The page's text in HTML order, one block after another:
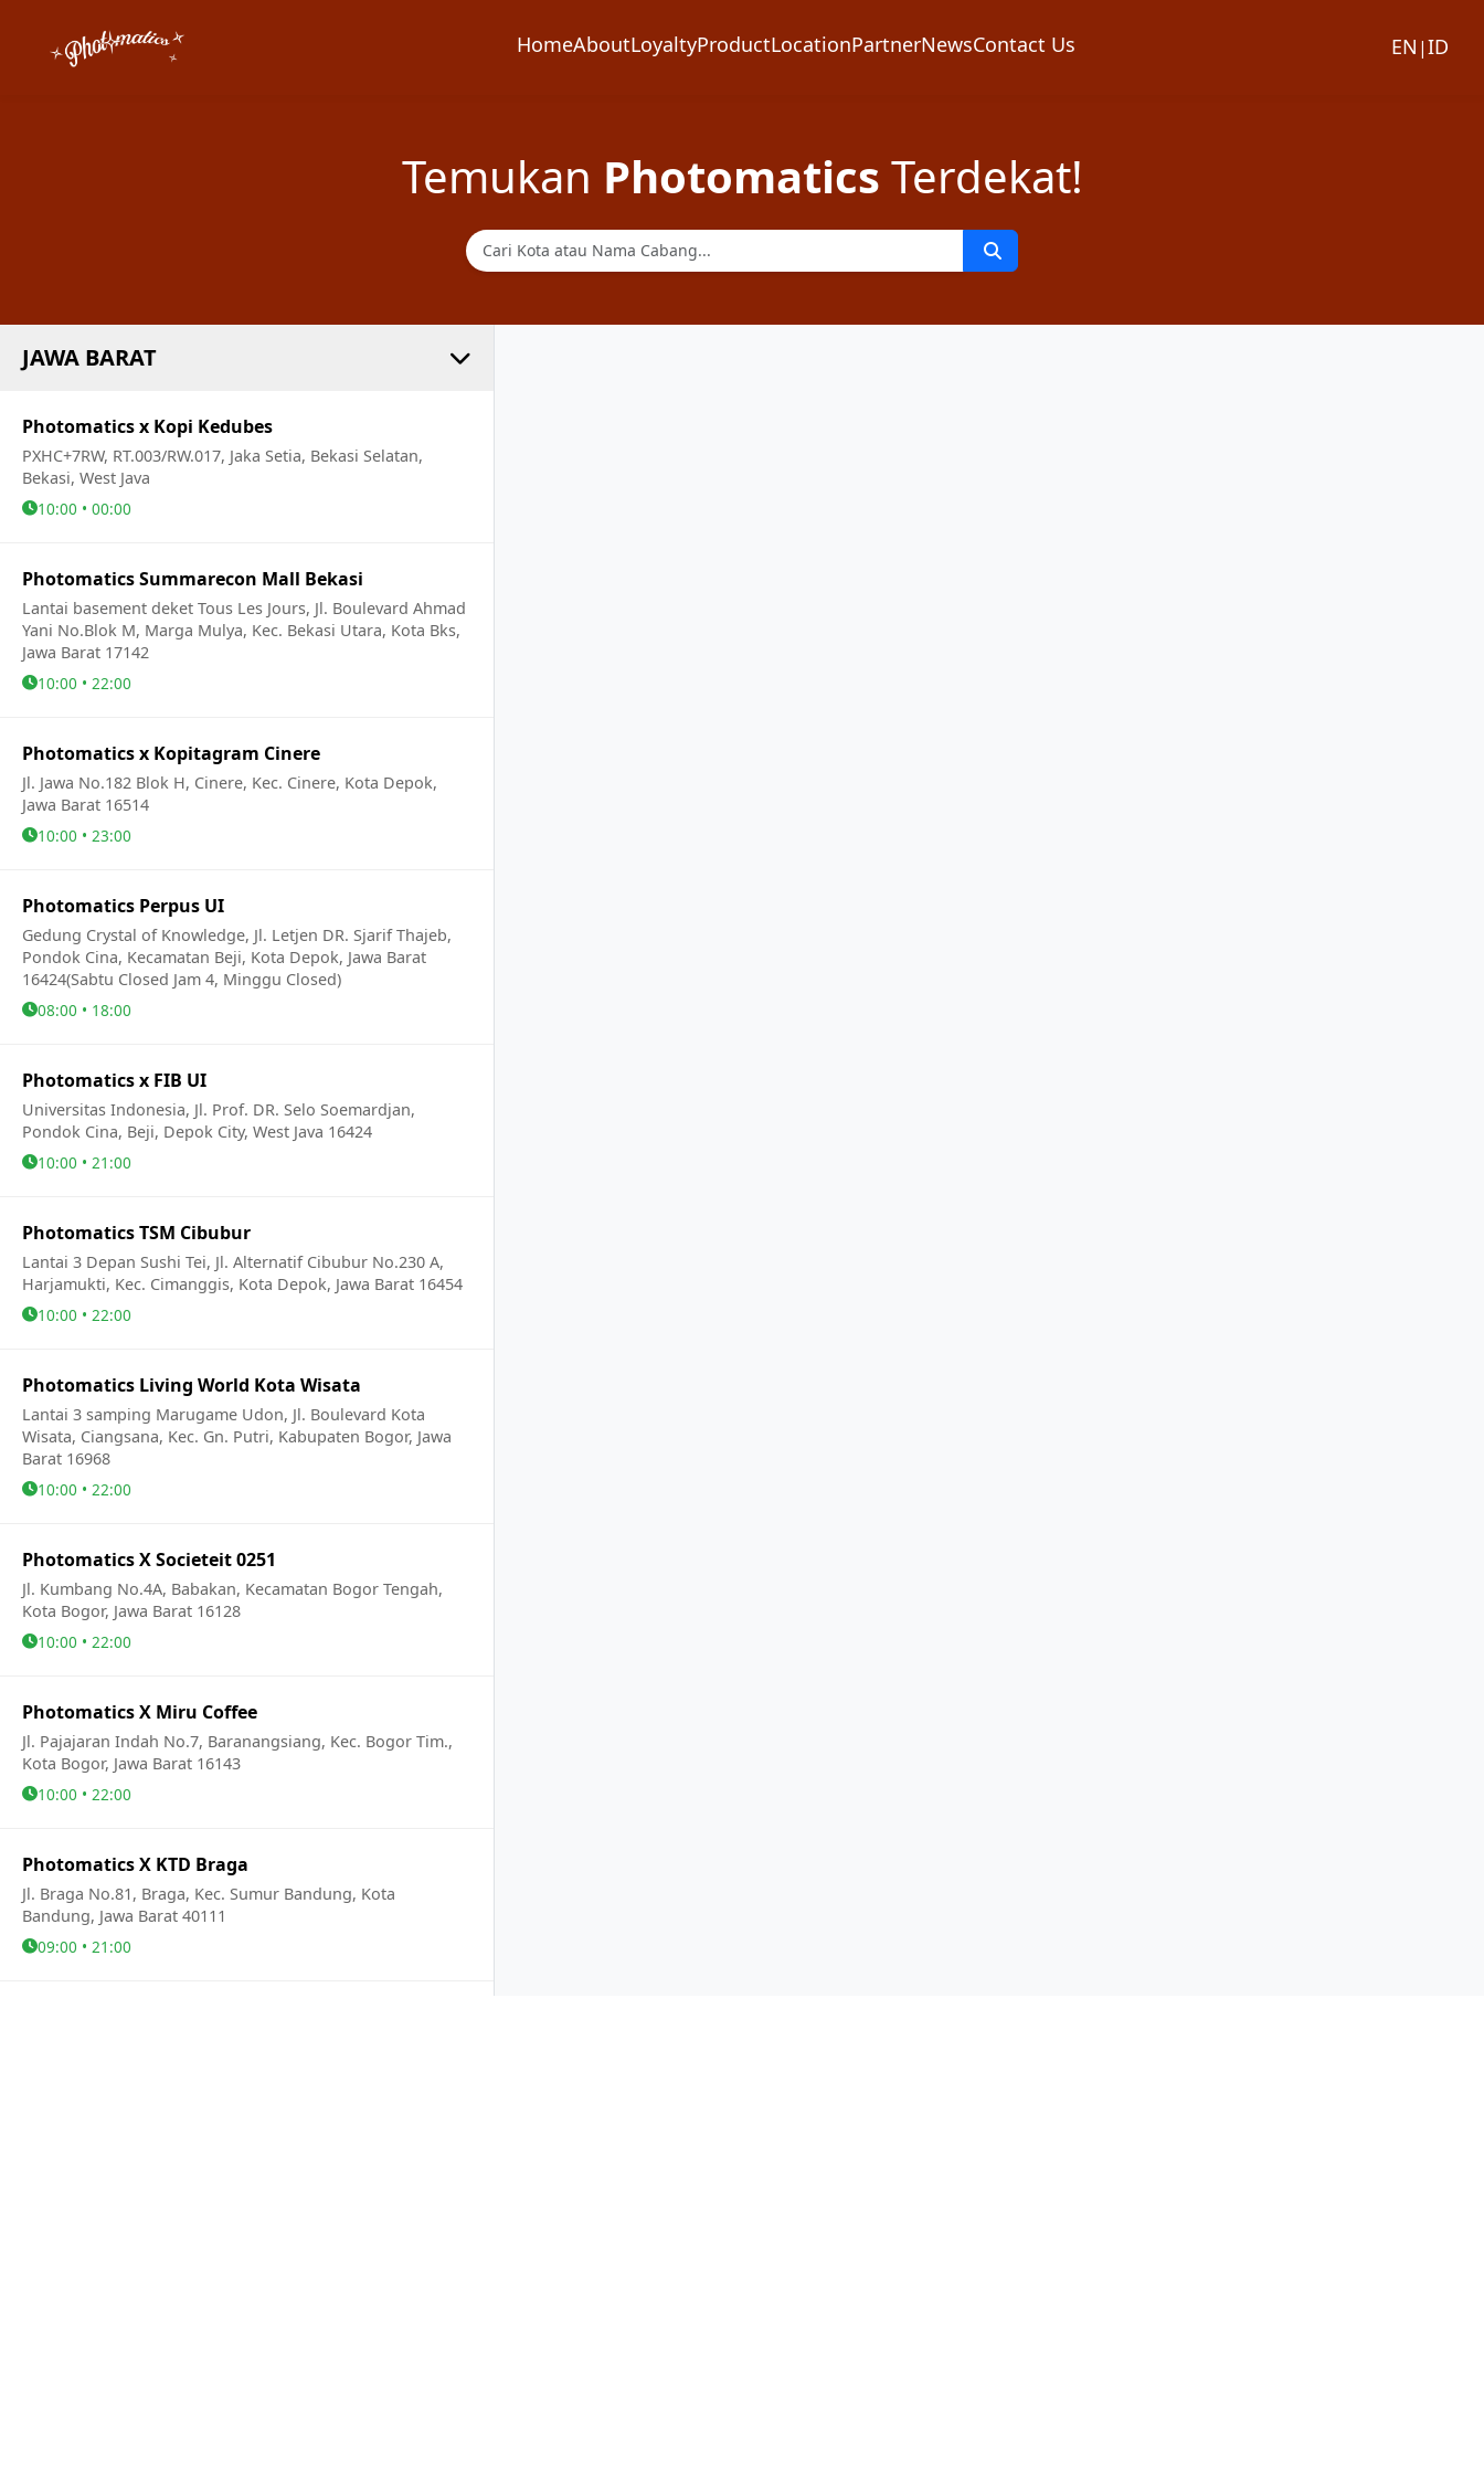
HomeAboutLoyaltyProductLocationPartnerNewsContact Us EN |ID
Temukan Photomatics Terdekat!
JAWA BARAT
Photomatics x Kopi Kedubes
PXHC+7RW, RT.003/RW.017, Jaka Setia, Bekasi Selatan,
Bekasi, West Java
10:00 • 00:00
Photomatics Summarecon Mall Bekasi
Lantai basement deket Tous Les Jours, Jl. Boulevard Ahmad
Yani No.Blok M, Marga Mulya, Kec. Bekasi Utara, Kota Bks,
Jawa Barat 17142
10:00 • 22:00
Photomatics x Kopitagram Cinere
Jl. Jawa No.182 Blok H, Cinere, Kec. Cinere, Kota Depok,
Jawa Barat 16514
10:00 • 23:00
Photomatics Perpus UI
Gedung Crystal of Knowledge, Jl. Letjen DR. Sjarif Thajeb,
Pondok Cina, Kecamatan Beji, Kota Depok, Jawa Barat
16424(Sabtu Closed Jam 4, Minggu Closed)
08:00 • 18:00
Photomatics x FIB UI
Universitas Indonesia, Jl. Prof. DR. Selo Soemardjan,
Pondok Cina, Beji, Depok City, West Java 16424
10:00 • 21:00
Photomatics TSM Cibubur
Lantai 3 Depan Sushi Tei, Jl. Alternatif Cibubur No.230 A,
Harjamukti, Kec. Cimanggis, Kota Depok, Jawa Barat 16454
10:00 • 22:00
Photomatics Living World Kota Wisata
Lantai 3 samping Marugame Udon, Jl. Boulevard Kota
Wisata, Ciangsana, Kec. Gn. Putri, Kabupaten Bogor, Jawa
Barat 16968
10:00 • 22:00
Photomatics X Societeit 0251
Jl. Kumbang No.4A, Babakan, Kecamatan Bogor Tengah,
Kota Bogor, Jawa Barat 16128
10:00 • 22:00
Photomatics X Miru Coffee
Jl. Pajajaran Indah No.7, Baranangsiang, Kec. Bogor Tim.,
Kota Bogor, Jawa Barat 16143
10:00 • 22:00
Photomatics X KTD Braga
Jl. Braga No.81, Braga, Kec. Sumur Bandung, Kota
Bandung, Jawa Barat 40111
09:00 • 21:00